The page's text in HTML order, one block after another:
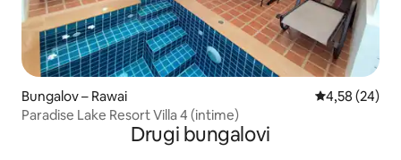
Bungalov – Rawai Prosječna
4,58 (24)
Paradise Lake Resort Villa 4 (intime)
Drugi bungalovi